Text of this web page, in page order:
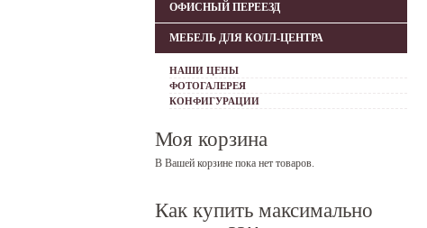
ОФИСНЫЙ ПЕРЕЕЗД
МЕБЕЛЬ ДЛЯ КОЛЛ-ЦЕНТРА
НАШИ ЦЕНЫ
ФОТОГАЛЕРЕЯ
КОНФИГУРАЦИИ
Моя корзина
В Вашей корзине пока нет товаров.
Как купить максимально